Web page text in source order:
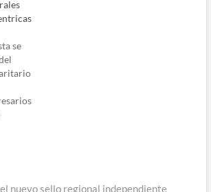
se
del
del 8
nuevo sello regional independiente